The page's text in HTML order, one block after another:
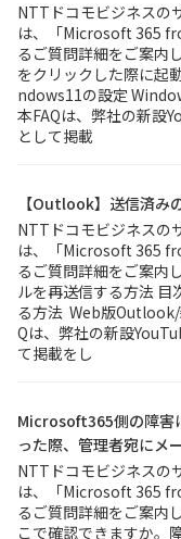
NTTドコモビジネスの
は、「Microsoft 365
るご質問詳細をご案内
をクリックした際に起
ndows11の設定
本FAQは、弊社の新設
として掲載
【Outlook】送信済み
NTTドコモビジネスの
は、「Microsoft 365
るご質問詳細をご案内
ルを再送信する方法
る方法 Web版
Qは、弊社の新設
て掲載をし
Microsoft365側の障害
った際、管理者宛にメ
NTTドコモビジネスの
は、「Microsoft 365
るご質問詳細をご案内
こで確認できますか。